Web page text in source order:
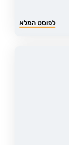
לפוסט המלא